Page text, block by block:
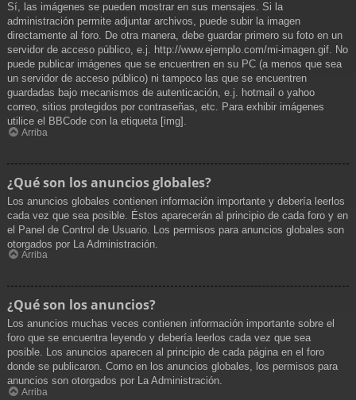
Sí, las imágenes se pueden mostrar en sus mensajes. Si la
administración permite adjuntar archivos, puede subir la imagen
directamente al foro. De otra manera, debe guardar primero su foto en un
servidor de acceso público, e.j. http://www.ejemplo.com/mi-imagen.gif. No
puede publicar imágenes que se encuentren en su PC (a menos que sea
un servidor de acceso público) ni tampoco las que se encuentren
guardadas bajo mecanismos de autenticación, e.j. hotmail o yahoo
correo, sitios protegidos por contraseñas, etc. Para exhibir imágenes
utilice el BBCode con la etiqueta [img].
Arriba
¿Qué son los anuncios globales?
Los anuncios globales contienen información importante y debería leerlos
cada vez que sea posible. Éstos aparecerán al principio de cada foro y en
el Panel de Control de Usuario. Los permisos para anuncios globales son
otorgados por La Administración.
Arriba
¿Qué son los anuncios?
Los anuncios muchas veces contienen información importante sobre el
foro que se encuentra leyendo y debería leerlos cada vez que sea
posible. Los anuncios aparecen al principio de cada página en el foro
donde se publicaron. Como en los anuncios globales, los permisos para
anuncios son otorgados por La Administración.
Arriba